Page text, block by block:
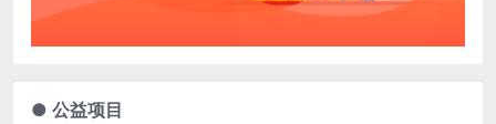
● 公益项目